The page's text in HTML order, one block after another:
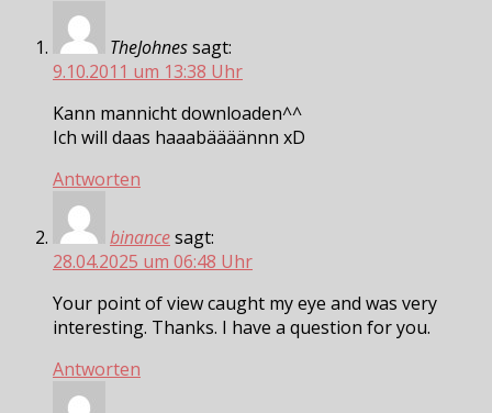
TheJohnessagt:
9.10.2011 um 13:38 Uhr
Kann mannicht downloaden^^
Ich will daas haaabäääännn xD
Antworten
binancesagt:
28.04.2025 um 06:48 Uhr
Your point of view caught my eye and was very
interesting. Thanks. I have a question for you.
Antworten